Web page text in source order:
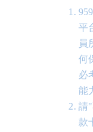
平
員
何
必
能
請
款